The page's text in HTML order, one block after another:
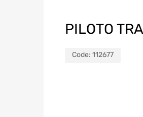
PILOTO
Code: 112677